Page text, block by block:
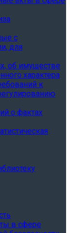
с
для
об имуществе
характера
к
о фактах
в сфере